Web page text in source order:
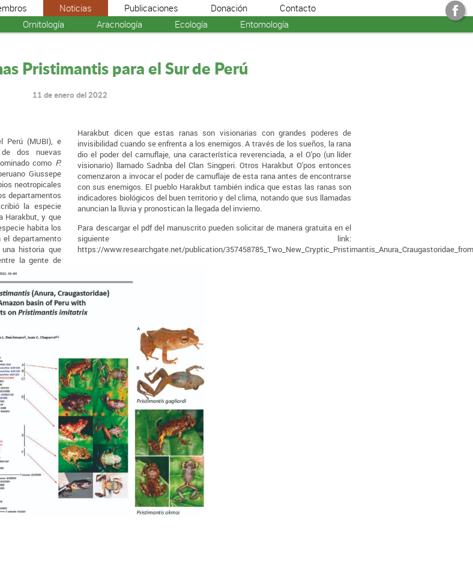
Noticias Publicaciones Donación
Contacto
Ornitología Aracnología Ecología Entomología
Pristimantis para el Sur de Perú
11 de enero del 2022
Perú (MUBI), e
de dos nuevas
como P.
Giussepe
neotropicales
departamentos
la especie
Harakbut, y que
habita los
el departamento
historia que
la gente de
Harakbut dicen que estas ranas son visionarias con grandes poderes de
invisibilidad cuando se enfrenta a los enemigos. A través de los sueños, la rana
dio el poder del camuflaje, una característica reverenciada, a el O'po (un líder
visionario) llamado Sadnba del Clan Singperi. Otros Harakbut O'pos entonces
comenzaron a invocar el poder de camuflaje de esta rana antes de encontrarse
con sus enemigos. El pueblo Harakbut también indica que estas las ranas son
indicadores biológicos del buen territorio y del clima, notando que sus llamadas
anuncian la lluvia y pronostican la llegada del invierno.
Para descargar el pdf del manuscrito pueden solicitar de manera gratuita en el
siguiente link:
https://www.researchgate.net/publication/